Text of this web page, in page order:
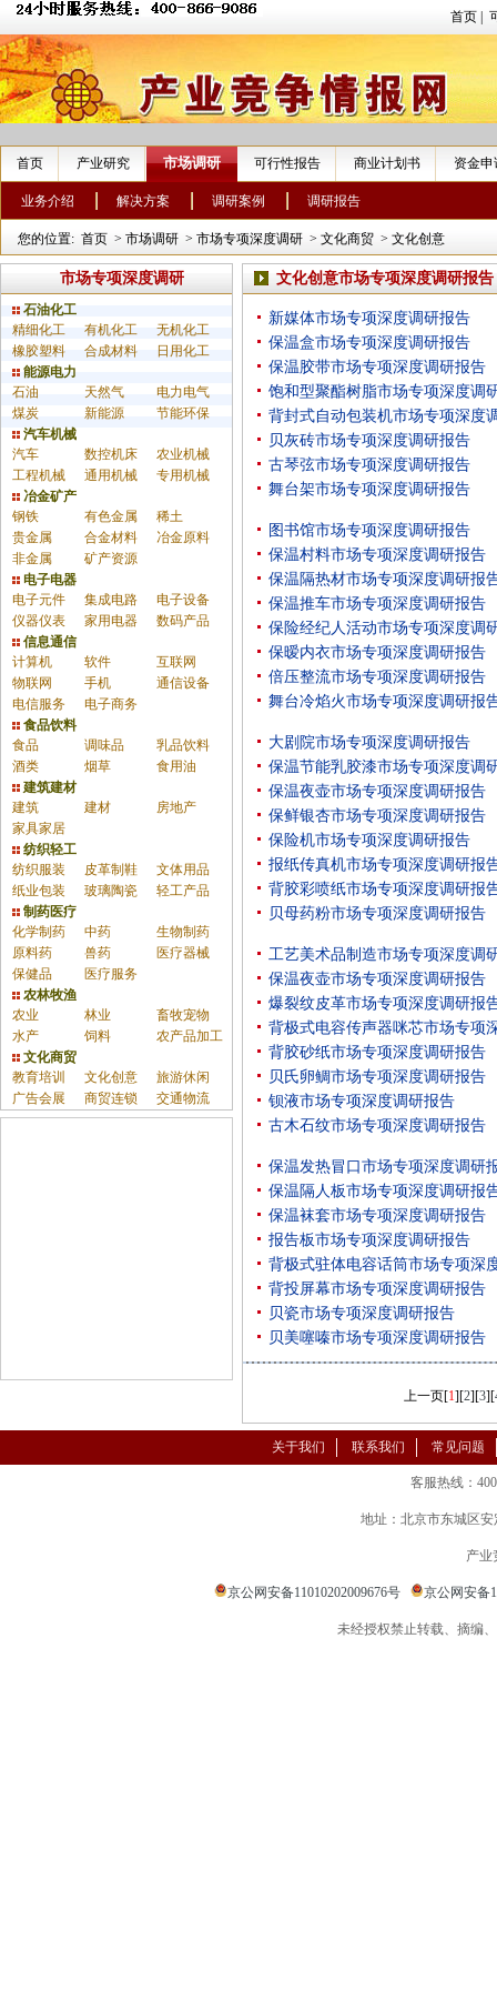
首页
首页 产业研究 市场调研 可行性报告 商业计划书 资金
业务介绍 解决方案 调研案例 调研报告
您的位置: 首页 > 市场调研 > 市场专项深度调研 > 文化商贸 > 文化创意
市场专项深度调研
石油化工
精细化工
有机化工
无机化工
橡胶塑料
合成材料
日用化工
能源电力
石油
天然气
电力电气
煤炭
新能源
节能环保
汽车机械
汽车
数控机床
农业机械
工程机械
通用机械
专用机械
冶金矿产
钢铁
有色金属
稀土
贵金属
合金材料
冶金原料
非金属
矿产资源
电子电器
电子元件
集成电路
电子设备
仪器仪表
家用电器
数码产品
信息通信
计算机
软件
互联网
物联网
手机
通信设备
电信服务
电子商务
食品饮料
食品
调味品
乳品饮料
酒类
烟草
食用油
建筑建材
建筑
建材
房地产
家具家居
纺织轻工
纺织服装
皮革制鞋
文体用品
纸业包装
玻璃陶瓷
轻工产品
制药医疗
化学制药
中药
生物制药
原料药
兽药
医疗器械
保健品
医疗服务
农林牧渔
农业
林业
畜牧宠物
水产
饲料
农产品加工
文化商贸
教育培训
文化创意
旅游休闲
广告会展
商贸连锁 交通物流
文化创意市场专项深度调研报告
新媒体市场专项深度调研报告
保温盒市场专项深度调研报告
保温胶带市场专项深度调研报告
饱和型聚酯树脂市场专项深度调
背封式自动包装机市场专项深度
贝灰砖市场专项深度调研报告
古琴弦市场专项深度调研报告
舞台架市场专项深度调研报告
图书馆市场专项深度调研报告
保温村料市场专项深度调研报告
保温隔热材市场专项深度调研报
保温推车市场专项深度调研报告
保险经纪人活动市场专项深度调
保暧内衣市场专项深度调研报告
倍压整流市场专项深度调研报告
舞台冷焰火市场专项深度调研报
大剧院市场专项深度调研报告
保温节能乳胶漆市场专项深度调
保温夜壶市场专项深度调研报告
保鲜银杏市场专项深度调研报告
保险机市场专项深度调研报告
报纸传真机市场专项深度调研报
背胶彩喷纸市场专项深度调研报
贝母药粉市场专项深度调研报告
工艺美术品制造市场专项深度调
保温夜壶市场专项深度调研报告
爆裂纹皮革市场专项深度调研报
背极式电容传声器咪芯市场专项
背胶砂纸市场专项深度调研报告
贝氏卵鲷市场专项深度调研报告
钡液市场专项深度调研报告
古木石纹市场专项深度调研报告
保温发热冒口市场专项深度调研
保温隔人板市场专项深度调研报
保温袜套市场专项深度调研报告
报告板市场专项深度调研报告
背极式驻体电容话筒市场专项深
背投屏幕市场专项深度调研报告
贝瓷市场专项深度调研报告
贝美噻嗪市场专项深度调研报告
上一页[1][2][3][
关于我们 联系我们 常见问题
客服热线：
地址：北京市东城区
产业
京公网安备11010202009676号 京公网安备
未经授权禁止转载、摘编